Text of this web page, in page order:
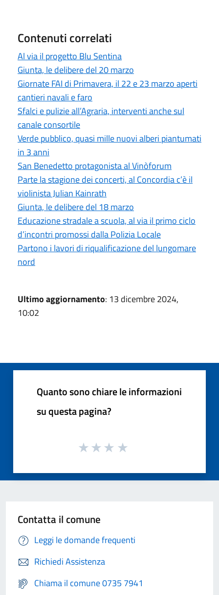
Contenuti correlati
Al via il progetto Blu Sentina
Giunta, le delibere del 20 marzo
Giornate FAI di Primavera, il 22 e 23 marzo aperti
cantieri navali e faro
Sfalci e pulizie all’Agraria, interventi anche sul
canale consortile
Verde pubblico, quasi mille nuovi alberi piantumati
in 3 anni
San Benedetto protagonista al Vinòforum
Parte la stagione dei concerti, al Concordia c’è il
violinista Julian Kainrath
Giunta, le delibere del 18 marzo
Educazione stradale a scuola, al via il primo ciclo
d’incontri promossi dalla Polizia Locale
Partono i lavori di riqualificazione del lungomare
nord
Ultimo aggiornamento: 13 dicembre 2024,
10:02
Quanto sono chiare le informazioni
su questa pagina?
Contatta il comune
Leggi le domande frequenti
Richiedi Assistenza
Chiama il comune 0735 7941